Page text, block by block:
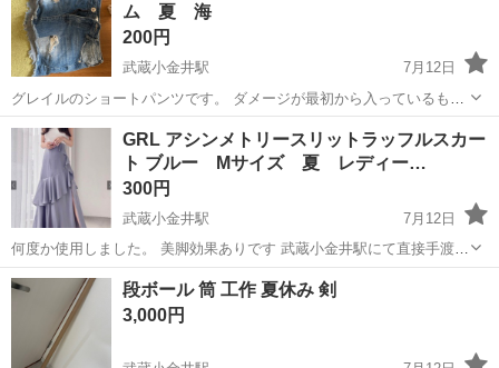
ム 夏 海
200円
武蔵小金井駅
7月12日
グレイルのショートパンツです。 ダメージが最初から入っているもの
になります。 Mサイズです 武蔵小金井駅にて直接受け渡し可能な方で
お願いします
東京 小金井市 武蔵小金井駅 その他
GRL アシンメトリースリットラッフルスカー
ト ブルー Mサイズ 夏 レディー…
300円
武蔵小金井駅
7月12日
何度か使用しました。 美脚効果ありです 武蔵小金井駅にて直接手渡し
できる方でお願いします
東京 小金井市 武蔵小金井駅 その他
段ボール 筒 工作 夏休み 剣
3,000円